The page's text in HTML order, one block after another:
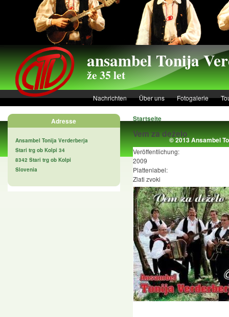
Skip to main content
ansambel Tonija
že 35 let
Nachrichten Über uns Fotogalerie
Startseite
Vem za deželo
Veröffentlichung:
2009
Plattenlabel:
Zlati zvoki
Adresse
Ansambel Tonija Verderberja
Stari trg ob Kolpi 34
8342 Stari trg ob Kolpi
Slovenia
© 2013 Ansambel